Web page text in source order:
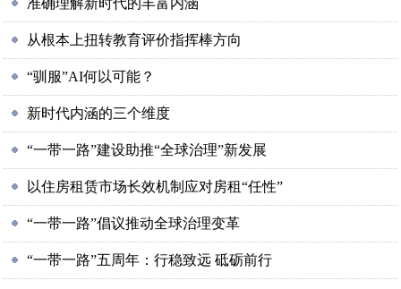
准确理解新时代的丰富内涵
从根本上扭转教育评价指挥棒方向
“驯服”AI何以可能？
新时代内涵的三个维度
“一带一路”建设助推“全球治理”新发展
以住房租赁市场长效机制应对房租“任性”
“一带一路”倡议推动全球治理变革
“一带一路”五周年：行稳致远 砥砺前行